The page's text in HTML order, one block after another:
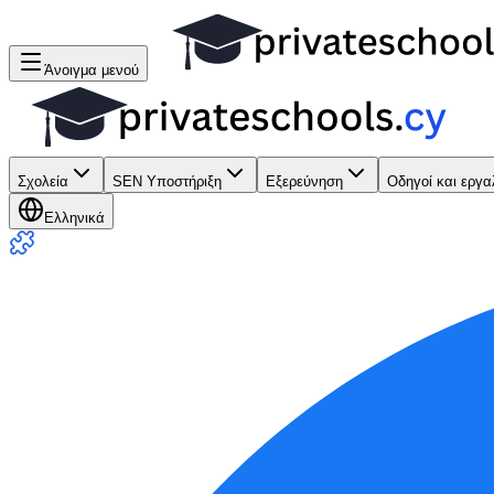
Άνοιγμα μενού
Σχολεία SEN Υποστήριξη Εξερεύνηση Οδηγοί και
Ελληνικά